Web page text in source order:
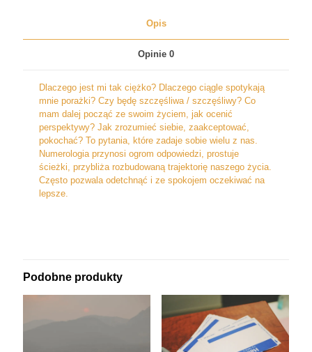
Opis
Opinie 0
Dlaczego jest mi tak ciężko? Dlaczego ciągle spotykają
mnie porażki? Czy będę szczęśliwa / szczęśliwy? Co
mam dalej począć ze swoim życiem, jak ocenić
perspektywy? Jak zrozumieć siebie, zaakceptować,
pokochać? To pytania, które zadaje sobie wielu z nas.
Numerologia przynosi ogrom odpowiedzi, prostuje
ścieżki, przybliża rozbudowaną trajektorię naszego życia.
Często pozwala odetchnąć i ze spokojem oczekiwać na
lepsze.
Podobne produkty